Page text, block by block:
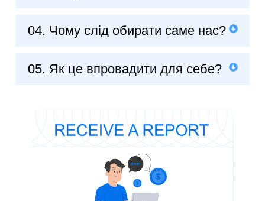
04. Чому слід обирати саме нас?
05. Як це впровадити для себе?